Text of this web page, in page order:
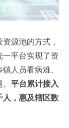
源池的方式，
一平台实现了资
人员看病难、
平台累计接入
人，惠及辖区数